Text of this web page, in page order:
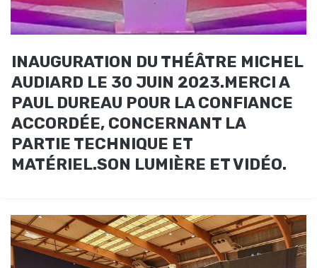
INAUGURATION DU THÉÂTRE MICHEL
AUDIARD LE 30 JUIN 2023.MERCI A
PAUL DUREAU POUR LA CONFIANCE
ACCORDÉE, CONCERNANT LA
PARTIE TECHNIQUE ET
MATÉRIEL.SON LUMIÈRE ET VIDÉO.